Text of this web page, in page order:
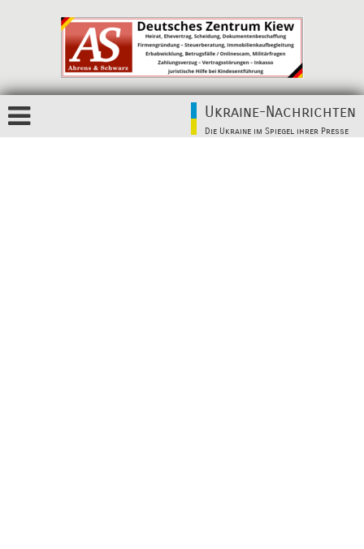
Ukraine-Nachrichten
Die Ukraine im Spiegel ihrer Presse